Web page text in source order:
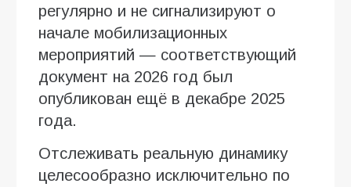
регулярно и не сигнализируют о
начале мобилизационных
мероприятий — соответствующий
документ на 2026 год был
опубликован ещё в декабре 2025
года.
Отслеживать реальную динамику
целесообразно исключительно по